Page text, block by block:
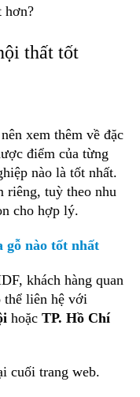
hơn?
thất tốt
xem thêm về đặc
điểm của từng
nào là tốt nhất.
riêng, tuỳ theo nhu
cho hợp lý.
gỗ nào tốt nhất
khách hàng quan
thể liên hệ với
hoặc TP. Hồ Chí
cuối trang web.